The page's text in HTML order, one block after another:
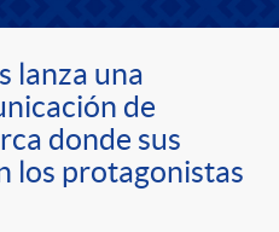
lanza una
de
donde sus
los protagonistas